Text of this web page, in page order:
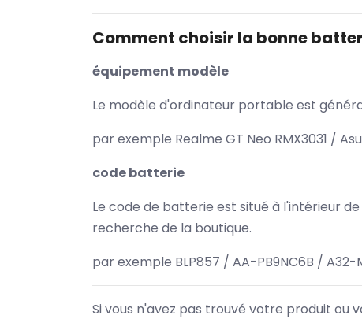
Comment choisir la bonne
équipement modèle
Le modèle d'ordinateur portable est
par exemple Realme GT Neo RMX3031 /
code batterie
Le code de batterie est situé à l'intérieur
recherche de la boutique.
par exemple BLP857 / AA-PB9NC6B / A32-
Si vous n'avez pas trouvé votre produit ou